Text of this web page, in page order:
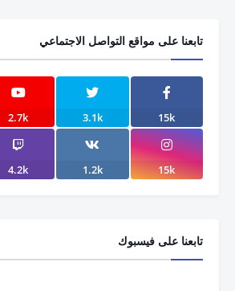
تابعنا على مواقع التواصل الاجتماعي
15k
3.1k
2.7k
15k
1.2k
4.2k
تابعنا على فيسبوك